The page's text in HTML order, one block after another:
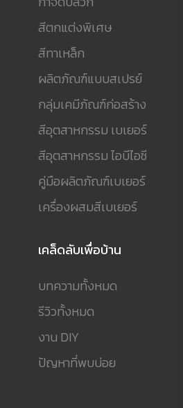
สีตกแต่งพิเศษ
สีทาเหล็ก
ผลิตภัณฑ์แบบสเปรย์
กลุ่มเคมีภัณฑ์ก่อสร้าง
สีอุตสาหกรรม เบเยอร์
สีอุตสาหกรรม ไอบีไอซี
คู่มือผลิตภัณฑ์เบเยอร์
เครื่องผสมสีเบเยอร์
เคล็ดลับเพื่อบ้าน
บทความทั้งหมด
รีวิวทั้งหมด
งาน DIY
ปัญหาที่พบบ่อย